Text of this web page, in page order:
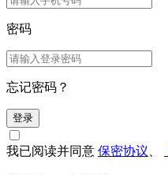
密码
忘记密码？
登录
我已阅读并同意 保密协议